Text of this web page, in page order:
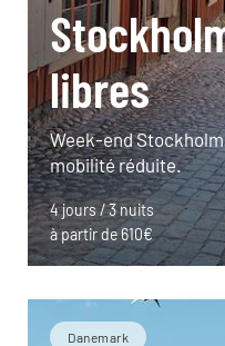
libres
Week-end
mobilité réduite.
4 jours / 3 nuits
à partir de 610€
Danemark